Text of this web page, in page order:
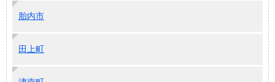
胎内市
田上町